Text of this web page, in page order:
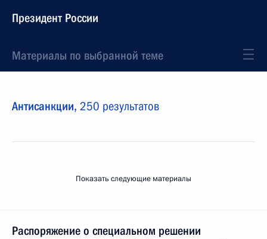
Президент России
Материалы по выбранной теме
Антисанкции, 250 результатов
Показать следующие материалы
Распоряжение о специальном решении